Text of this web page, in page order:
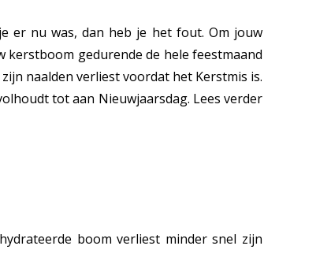
er nu was, dan heb je het fout. Om jouw
kerstboom gedurende de hele feestmaand
naalden verliest voordat het Kerstmis is.
tot aan Nieuwjaarsdag. Lees verder
boom verliest minder snel zijn